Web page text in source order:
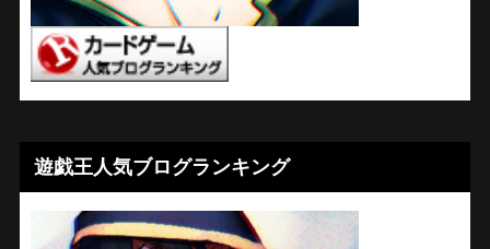
遊戯王人気ブログランキング